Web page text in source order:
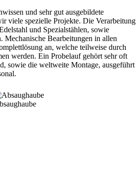
und sehr gut ausgebildete
viele spezielle Projekte. Die Verarbeitung
und Spezialstählen, sowie
Mechanische Bearbeitungen in allen
an, welche teilweise durch
werden. Ein Probelauf gehört sehr oft
sowie die weltweite Montage, ausgeführt